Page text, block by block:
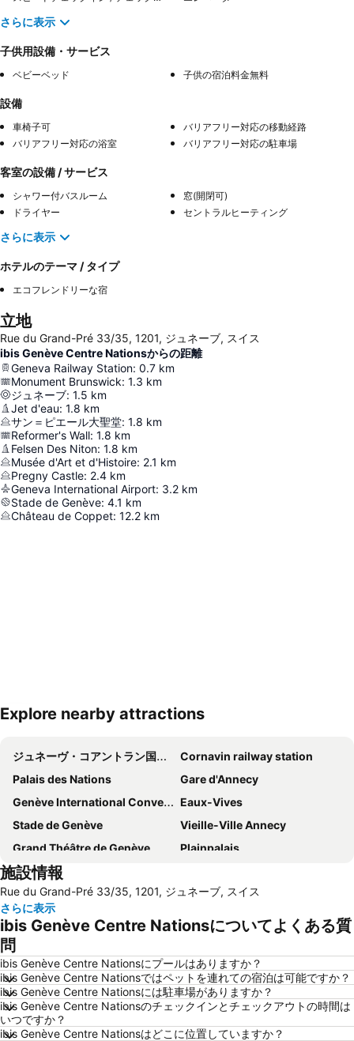
さらに表示
子供用設備・サービス
ベビーベッド 子供の宿泊料金無料
設備
車椅子可
バリアフリー対応の移動経路
バリアフリー対応の浴室
バリアフリー対応の駐車場
客室の設備 / サービス
シャワー付バスルーム
窓(開閉可)
ドライヤー
セントラルヒーティング
さらに表示
ホテルのテーマ / タイプ
エコフレンドリーな宿
立地
Rue du Grand-Pré 33/35, 1201, ジュネーブ, スイス
ibis Genève Centre Nationsからの距離
Geneva Railway Station: 0.7 km
Monument Brunswick: 1.3 km
ジュネーブ: 1.5 km
Jet d'eau: 1.8 km
サン＝ピエール大聖堂: 1.8 km
Reformer's Wall: 1.8 km
Felsen Des Niton: 1.8 km
Musée d'Art et d'Histoire: 2.1 km
Pregny Castle: 2.4 km
Geneva International Airport: 3.2 km
Stade de Genève: 4.1 km
Château de Coppet: 12.2 km
地図を拡大
Explore nearby attractions
ジュネーヴ・コアントラン国際空港
Cornavin railway station
Palais des Nations
Gare d'Annecy
Genève International Convention Centre
Eaux-Vives
Stade de Genève
Vieille-Ville Annecy
Grand Théâtre de Genève
Plainpalais
Acacias
Lac Léman
Jonction
Natural history museum
Annecy cinéma italien
Noël des Alpes
Promenade des Bastions
Champel
Maison du Parc du Haut-Jura
Les Jardins Secrets
Jardins de l'Europe
La Clusaz
施設情報
Rue du Grand-Pré 33/35, 1201, ジュネーブ, スイス
さらに表示
ibis Genève Centre Nationsについてよくある質
問
ibis Genève Centre Nationsにプールはありますか？
ibis Genève Centre Nationsではペットを連れての宿泊は可能ですか？
ibis Genève Centre Nationsには駐車場がありますか？
ibis Genève Centre Nationsのチェックインとチェックアウトの時間は
いつですか？
ibis Genève Centre Nationsはどこに位置していますか？